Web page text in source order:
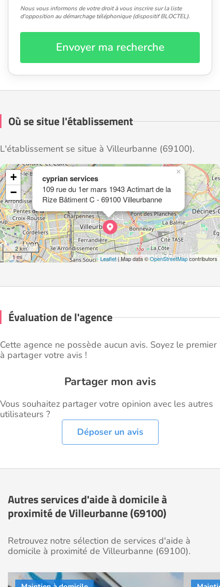
Nous vous informons de votre droit à vous inscrire sur la liste
d'opposition au démarchage téléphonique (dispositif BLOCTEL).
Envoyer ma recherche
Où se situe l'établissement
L'établissement se situe à Villeurbanne (69100).
cyprian services
109 rue du 1er mars 1943 Actimart de la
Rize Bâtiment C - 69100 Villeurbanne
×
+
−
2 km
1 mi
Leaflet| Map data ©OpenStreetMapcontributors
Évaluation de l'agence
Cette agence ne possède aucun avis. Soyez le premier
à partager votre avis !
Partager mon avis
Vous souhaitez partager votre opinion avec les autres
utilisateurs ?
Déposer un avis
Autres services d'aide à domicile à
proximité de Villeurbanne (69100)
Retrouvez notre sélection de services d'aide à
domicile à proximité de Villeurbanne (69100).